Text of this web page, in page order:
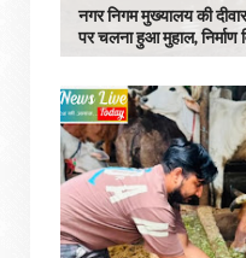
नगर निगम मुख्यालय की
पर चलना हुआ मुहाल, निर्माण